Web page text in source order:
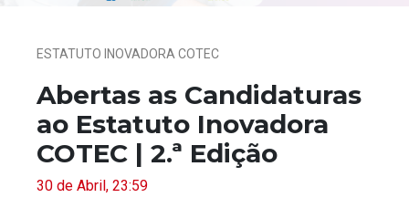
ESTATUTO INOVADORA COTEC
Abertas as Candidaturas
ao Estatuto Inovadora
COTEC | 2.ª Edição
30 de Abril, 23:59